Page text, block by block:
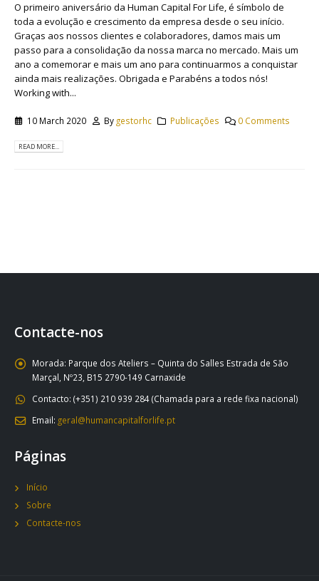
O primeiro aniversário da Human Capital For Life, é símbolo de
toda a evolução e crescimento da empresa desde o seu início.
Graças aos nossos clientes e colaboradores, damos mais um
passo para a consolidação da nossa marca no mercado. Mais um
ano a comemorar e mais um ano para continuarmos a conquistar
ainda mais realizações. Obrigada e Parabéns a todos nós!
Working with...
10 March 2020 By gestorhc Publicações 0 Comments
READ MORE...
Contacte-nos
Morada: Parque dos Ateliers – Quinta do Salles Estrada de São
Marçal, Nº23, B15 2790-149 Carnaxide
Contacto: (+351) 210 939 284 (Chamada para a rede fixa nacional)
Email: geral@humancapitalforlife.pt
Páginas
Início
Sobre
Contacte-nos